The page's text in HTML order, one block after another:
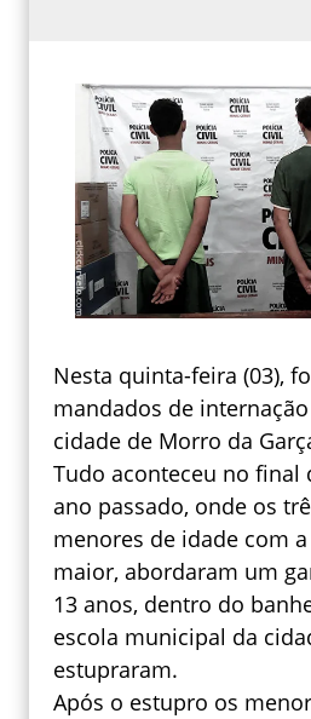
Nesta quinta-feira (03),
mandados de
cidade de Morro da
Tudo aconteceu no final
ano passado, onde os
menores de idade com
maior, abordaram um
13 anos, dentro do
escola municipal da
estupraram.
Após o estupro os